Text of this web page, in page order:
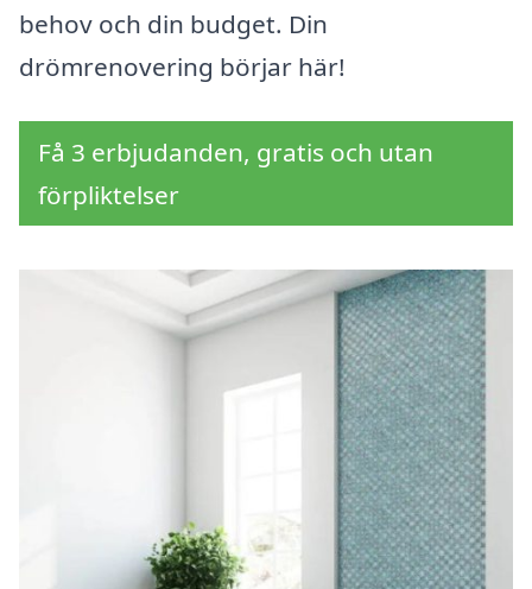
behov och din budget. Din
drömrenovering börjar här!
Få 3 erbjudanden, gratis och utan
förpliktelser